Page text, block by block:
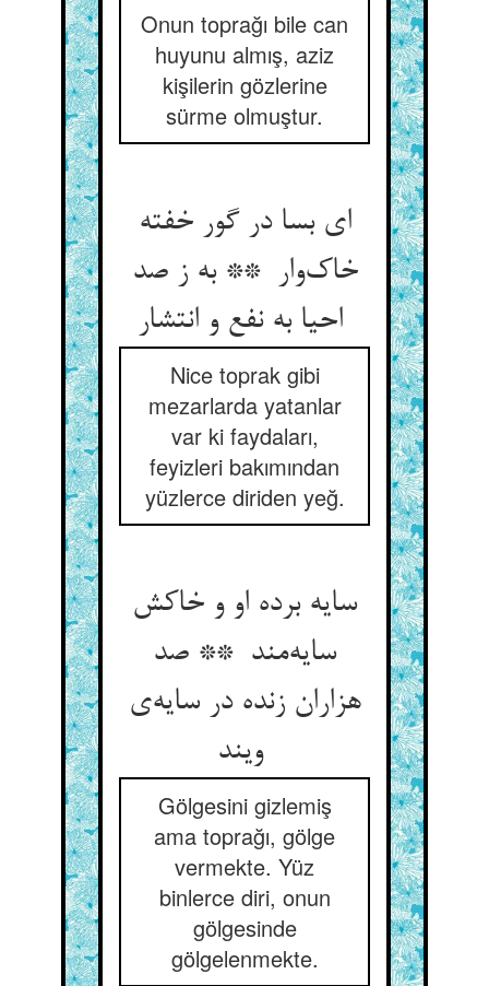
Onun toprağı bile can
huyunu almış, aziz
kişilerin gözlerine
sürme olmuştur.
ای بسا در گور خفته
خاک‌وار ** به ز صد
Nice toprak gibi
mezarlarda yatanlar
var ki faydaları,
feyizleri bakımından
yüzlerce diriden yeğ.
سایه برده او و خاکش
سایه‌مند ** صد
هزاران زنده در سایه‌ی
ویند
Gölgesini gizlemiş
ama toprağı, gölge
vermekte. Yüz
binlerce diri, onun
gölgesinde
gölgelenmekte.